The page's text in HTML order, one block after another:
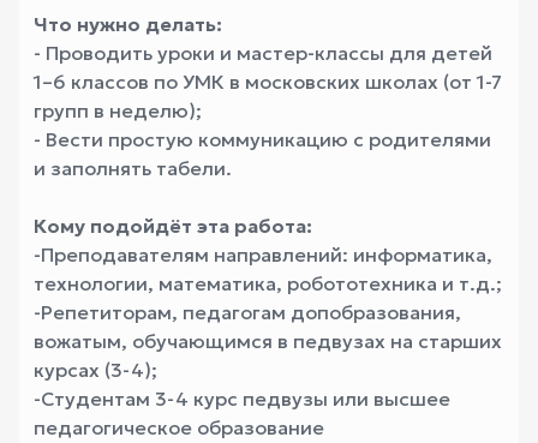
Что нужно делать:
- Проводить уроки и мастер-классы для детей
1–6 классов по УМК в московских школах (от 1-7
групп в неделю);
- Вести простую коммуникацию с родителями
и заполнять табели.
Кому подойдёт эта работа:
-Преподавателям направлений: информатика,
технологии, математика, робототехника и т.д.;
-Репетиторам, педагогам допобразования,
вожатым, обучающимся в педвузах на старших
курсах (3-4);
-Студентам 3-4 курс педвузы или высшее
педагогическое образование